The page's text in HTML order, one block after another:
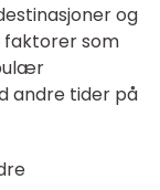
og
faktorer som
andre tider på